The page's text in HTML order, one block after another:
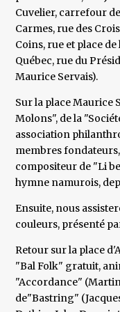
Cuvelier, carrefour
Carmes, rue des
Coins, rue et place
Québec, rue du
Maurice Servais).
Sur la place Maurice
Molons", de la
association
membres
compositeur de "Li
hymne namurois,
Ensuite, nous
couleurs, présenté
Retour sur la place
"Bal Folk" gratuit,
"Accordance"
de"Bastring"